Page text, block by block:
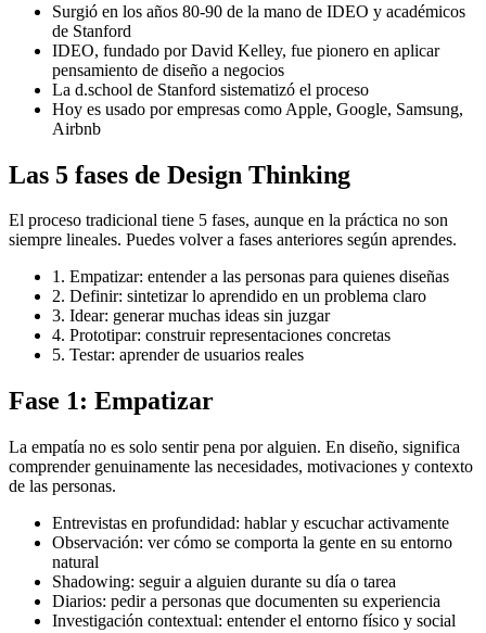
Surgió en los años 80-90 de la mano de IDEO y académicos
de Stanford
IDEO, fundado por David Kelley, fue pionero en aplicar
pensamiento de diseño a negocios
La d.school de Stanford sistematizó el proceso
Hoy es usado por empresas como Apple, Google, Samsung,
Airbnb
Las 5 fases de Design Thinking
El proceso tradicional tiene 5 fases, aunque en la práctica no son
siempre lineales. Puedes volver a fases anteriores según aprendes.
1. Empatizar: entender a las personas para quienes diseñas
2. Definir: sintetizar lo aprendido en un problema claro
3. Idear: generar muchas ideas sin juzgar
4. Prototipar: construir representaciones concretas
5. Testar: aprender de usuarios reales
Fase 1: Empatizar
La empatía no es solo sentir pena por alguien. En diseño, significa
comprender genuinamente las necesidades, motivaciones y contexto
de las personas.
Entrevistas en profundidad: hablar y escuchar activamente
Observación: ver cómo se comporta la gente en su entorno
natural
Shadowing: seguir a alguien durante su día o tarea
Diarios: pedir a personas que documenten su experiencia
Investigación contextual: entender el entorno físico y social